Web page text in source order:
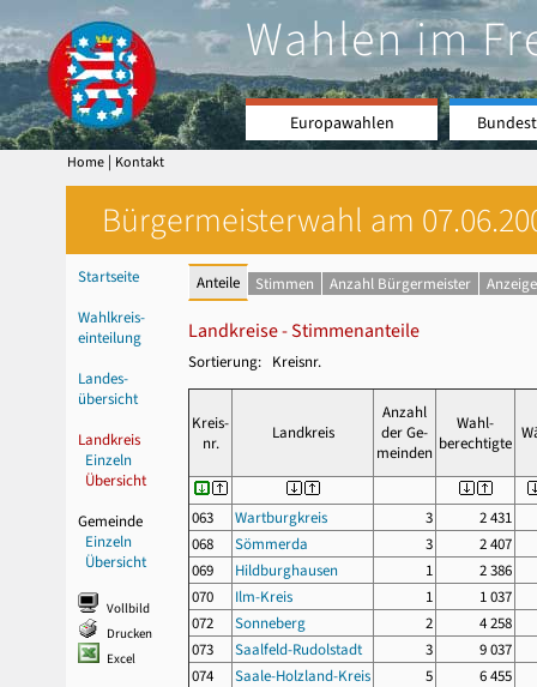
Wahlen im
Europawahlen
Home | Kontakt
Bürgermeisterwahl am
Startseite
Wahlkreis-
einteilung
Landes-
übersicht
Landkreis
Einzeln
Übersicht
Gemeinde
Einzeln
Übersicht
Vollbild
Drucken
Excel
Anteile Stimmen Anzahl Bürgermeister
Landkreise - Stimmenanteile
Sortierung: Kreisnr.
Kreis-
nr.
Landkreis
Anzahl
der Ge-
meinden
Wahl-
berechtigte
063 Wartburgkreis 3
2 431
068
Sömmerda 3
2 407
069
Hildburghausen 1
2 386
070
Ilm-Kreis 1
1 037
072
Sonneberg 2
4 258
073
Saalfeld-Rudolstadt 3
9 037
074
Saale-Holzland-Kreis 5
6 455